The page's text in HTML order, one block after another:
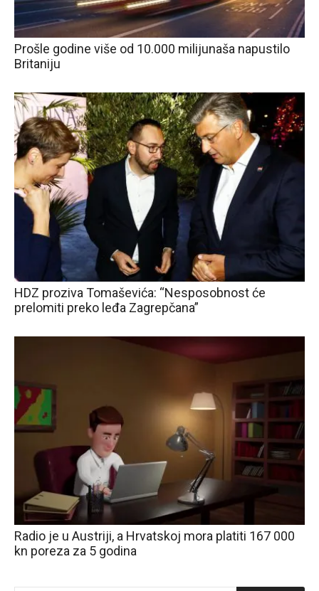
Prošle godine više od 10.000 milijunaša napustilo
Britaniju
HDZ proziva Tomaševića: “Nesposobnost će
prelomiti preko leđa Zagrepčana”
Radio je u Austriji, a Hrvatskoj mora platiti 167 000
kn poreza za 5 godina